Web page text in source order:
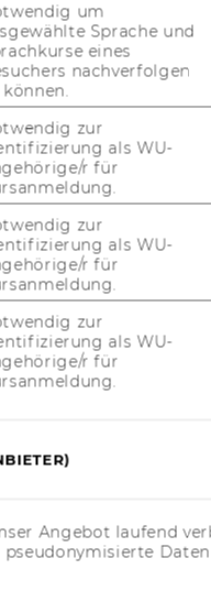
(STAR)
um
Sprache und
eines
nachverfolgen
können.
zur
als WU-
r für
zur
als WU-
r für
zur
als WU-
r für
Angebot laufend
pseudonymisierte